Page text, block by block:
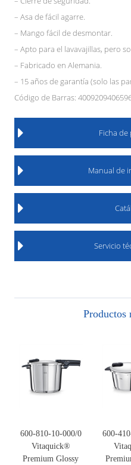
– Asa de fácil agarre.
– Mango fácil de desmontar.
– Apto para el lavavajillas, pero
– Fabricado en Alemania.
– 15 años de garantía (solo las
Código de Barras:
Ficha
Manual de
Servicio
Productos
600-810-10-000/0
Vitaquick®
Premium Glossy
600-